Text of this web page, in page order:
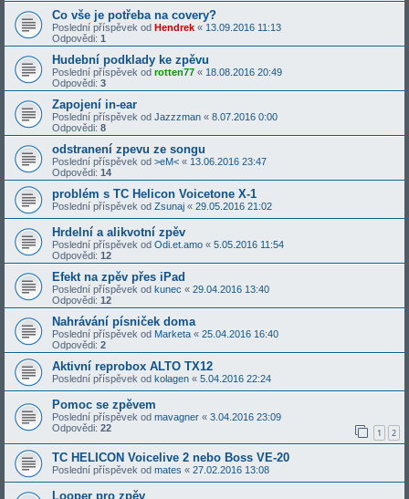
Co vše je potřeba na covery?
Poslední příspěvek od Hendrek « 13.09.2016 11:13
Odpovědi: 1
Hudební podklady ke zpěvu
Poslední příspěvek od rotten77 « 18.08.2016 20:49
Odpovědi: 3
Zapojení in-ear
Poslední příspěvek od Jazzzman « 8.07.2016 0:00
Odpovědi: 8
odstranení zpevu ze songu
Poslední příspěvek od >eM< « 13.06.2016 23:47
Odpovědi: 14
problém s TC Helicon Voicetone X-1
Poslední příspěvek od Zsunaj « 29.05.2016 21:02
Hrdelní a alikvotní zpěv
Poslední příspěvek od Odi.et.amo « 5.05.2016 11:54
Odpovědi: 12
Efekt na zpěv přes iPad
Poslední příspěvek od kunec « 29.04.2016 13:40
Odpovědi: 12
Nahrávání písniček doma
Poslední příspěvek od Marketa « 25.04.2016 16:40
Odpovědi: 2
Aktivní reprobox ALTO TX12
Poslední příspěvek od kolagen « 5.04.2016 22:24
Pomoc se zpěvem
Poslední příspěvek od mavagner « 3.04.2016 23:09
Odpovědi: 22 1 2
TC HELICON Voicelive 2 nebo Boss VE-20
Poslední příspěvek od mates « 27.02.2016 13:08
Looper pro zpěv